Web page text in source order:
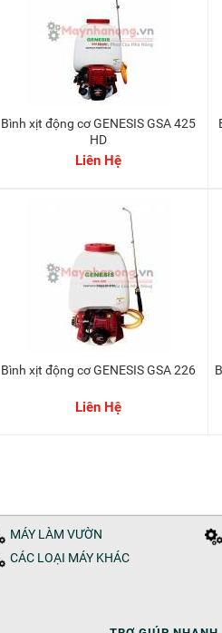
Bình xịt động cơ GENESIS GSA 425
HD
Liên Hệ
Bình xịt động cơ GENESIS GSA 226
Liên Hệ
MÁY LÀM VƯỜN
CÁC LOẠI MÁY KHÁC